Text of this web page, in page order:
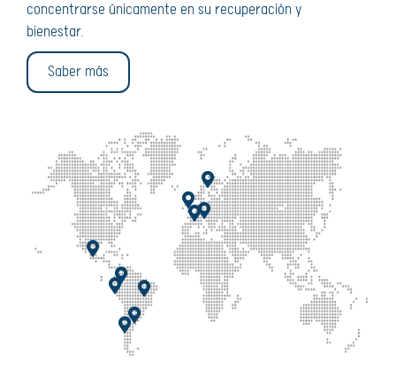
concentrarse únicamente en su recuperación y
bienestar.
Saber más